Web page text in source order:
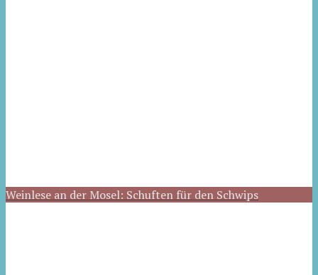
Weinlese an der Mosel: Schuften für den Schwips